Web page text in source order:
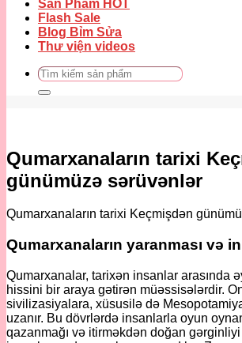
Sản Phẩm HOT
Flash Sale
Blog Bỉm Sửa
Thư viện videos
Tìm
Qumarxanaların tarixi
günümüzə sərüvənlər
Qumarxanaların tarixi Keçmişdən
Qumarxanaların yaranması və
Qumarxanalar, tarixən insanlar arasında
hissini bir araya gətirən müəssisələrdir.
sivilizasiyalara, xüsusilə də
uzanır. Bu dövrlərdə insanlarla oyun
qazanmağı və itirməkdən doğan